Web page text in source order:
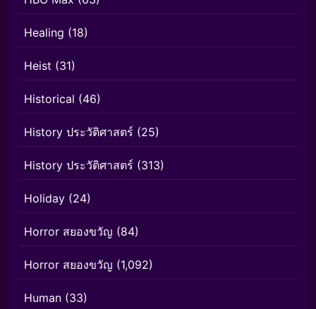
Healing (18)
Heist (31)
Historical (46)
History ประวัติศาสตร์ (25)
History ประวัติศาสตร์ (313)
Holiday (24)
Horror สยองขวัญ (84)
Horror สยองขวัญ (1,092)
Human (33)